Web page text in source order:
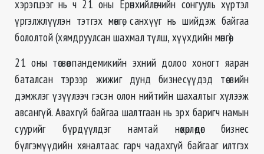
хэрэгцээг нь ч 21 оны Ерөнхийлөгчийн сонгууль хүртэл
үргэлжлүүлэн тэтгэх мөнгө, санхүүг нь шийдэж байгаа
бололтой (хямдруулсан шахмал түлш, хүүхдийн мөнгө).
21 оны төсвөө пандемикийн эхний долоо хоногт яаран
баталсан тэрээр жижиг дунд бизнесүүдэд төсвийн
дэмжлэг үзүүлээч гэсэн олон нийтийн шахалтыг хүлээж
авсангүй. Авахгүй байгаа шалтгаан нь эрх баригч намын
суурийг бүрдүүлдэг намтай нөхөрлөдөг бизнес
бүлгэмүүдийн хяналтаас гарч чадахгүй байгааг илтгэх